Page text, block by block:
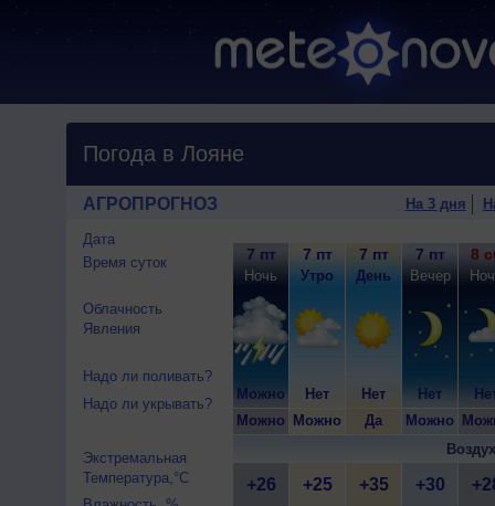
Погода в Лояне
АГРОПРОГНОЗ На 3 дня
Дата
Время суток
Облачность
Явления
Надо ли поливать?
Надо ли укрывать?
Экстремальная
Температура,°C
7 пт
Ночь
Можно
Можно
7 пт
Утро
Нет
Можно
7 пт
День
Нет
Да
7 пт
Вечер
Нет
Можно
8
+26 +25 +35 +30